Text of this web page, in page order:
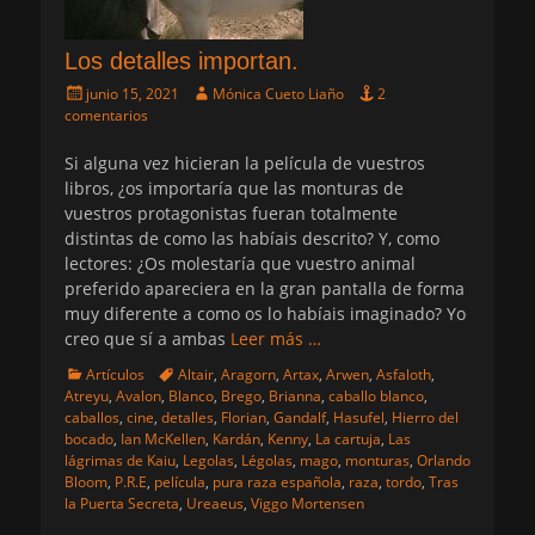
Los detalles importan.
Publicado
el
junio 15, 2021 AutorMónica Cueto Liaño
2
comentarios
Si alguna vez hicieran la película de vuestros
libros, ¿os importaría que las monturas de
vuestros protagonistas fueran totalmente
distintas de como las habíais descrito? Y, como
lectores: ¿Os molestaría que vuestro animal
preferido apareciera en la gran pantalla de forma
muy diferente a como os lo habíais imaginado? Yo
creo que sí a ambas Leer más …
Categorias
Artículos Etiquetas
Altair, Aragorn, Artax, Arwen, Asfaloth,
Atreyu, Avalon, Blanco, Brego, Brianna, caballo blanco,
caballos, cine, detalles, Florian, Gandalf, Hasufel, Hierro del
bocado, Ian McKellen, Kardán, Kenny, La cartuja, Las
lágrimas de Kaiu, Legolas, Légolas, mago, monturas, Orlando
Bloom, P.R.E, película, pura raza española, raza, tordo, Tras
la Puerta Secreta, Ureaeus, Viggo Mortensen